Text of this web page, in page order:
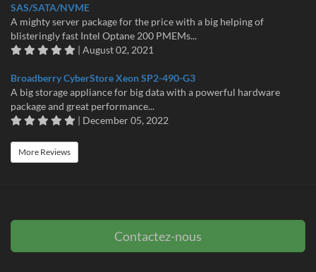
SAS/SATA/NVME
A mighty server package for the price with a big helping of
blisteringly fast Intel Optane 200 PMEMs...
| August 02, 2021
Broadberry CyberStore Xeon SP2-490-G3
A big storage appliance for big data with a powerful hardware
package and great performance...
| December 05, 2022
More Reviews
Contactez-nous